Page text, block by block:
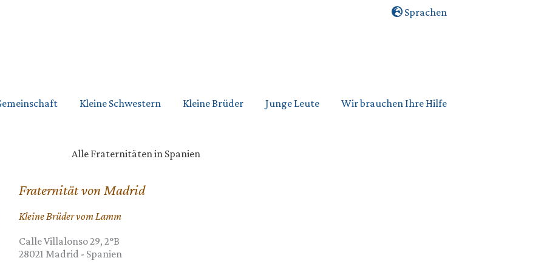
Sprachen
Kleine Schwestern Kleine Brüder Junge Leute Wir brauchen Ihre Hilfe
Alle Fraternitäten in Spanien
Fraternität von Madrid
Kleine Brüder vom Lamm
Calle Villalonso 29, 2°B
28021 Madrid - Spanien